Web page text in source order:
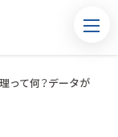
って何？データが